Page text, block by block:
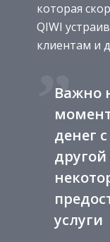
которая
QIWI
клиентам и
Важно
денег
услуги